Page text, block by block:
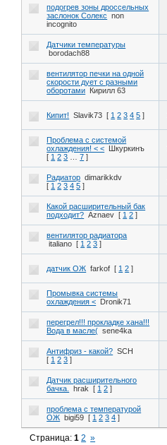
подогрев зоны дроссельных
заслонок Солекс
non
incognito
Датчики температуры
borodach88
вентилятор печки на одной
скорости дует с разными
оборотами
Кирилл 63
Кипит! Slavik73 [ 1 2 3 4 5 ]
Проблема с системой
охлаждения! < <
Шкуркинъ
[ 1 2 3 7 ]
Радиатор dimarikkdv
[ 1 2 3 4 5 ]
Какой расширительный бак
подходит? Aznaev [ 1 2 ]
вентилятор радиатора
italiano [ 1 2 3 ]
датчик ОЖ farkof [ 1 2 ]
Промывка системы
охлаждения <
Dronik71
перегрел!!! прокладке хана!!!
Вода в масле( sene4ka
Антифриз - какой? SCH
[ 1 2 3 ]
Датчик расширительного
бачка.
hrak [ 1 2 ]
проблема с температурой
ОЖ bigi59 [ 1 2 3 4 ]
Страница:1 2 »